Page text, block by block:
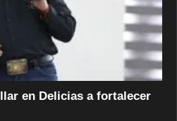
en Delicias a fortalecer